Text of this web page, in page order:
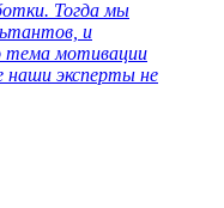
Тогда мы
и
тема мотивации
наши эксперты не